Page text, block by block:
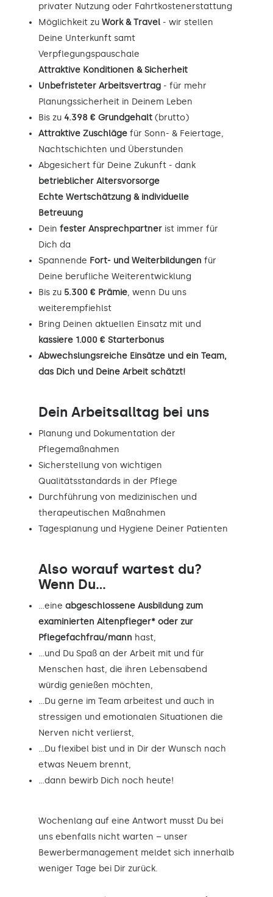
privater Nutzung oder Fahrtkostenerstattung
Möglichkeit zu Work & Travel - wir stellen
Deine Unterkunft samt
Verpflegungspauschale
Attraktive Konditionen & Sicherheit
Unbefristeter Arbeitsvertrag - für mehr
Planungssicherheit in Deinem Leben
Bis zu 4.398 € Grundgehalt (brutto)
Attraktive Zuschläge für Sonn- & Feiertage,
Nachtschichten und Überstunden
Abgesichert für Deine Zukunft - dank
betrieblicher Altersvorsorge
Echte Wertschätzung & individuelle
Betreuung
Dein fester Ansprechpartner ist immer für
Dich da
Spannende Fort- und Weiterbildungen für
Deine berufliche Weiterentwicklung
Bis zu 5.300 € Prämie, wenn Du uns
weiterempfiehlst
Bring Deinen aktuellen Einsatz mit und
kassiere 1.000 € Starterbonus
Abwechslungsreiche Einsätze und ein Team,
das Dich und Deine Arbeit schätzt!
Dein Arbeitsalltag bei uns
Planung und Dokumentation der
Pflegemaßnahmen
Sicherstellung von wichtigen
Qualitätsstandards in der Pflege
Durchführung von medizinischen und
therapeutischen Maßnahmen
Tagesplanung und Hygiene Deiner Patienten
Also worauf wartest du?
Wenn Du...
…eine abgeschlossene Ausbildung zum
examinierten Altenpfleger* oder zur
Pflegefachfrau/mann hast,
…und Du Spaß an der Arbeit mit und für
Menschen hast, die ihren Lebensabend
würdig genießen möchten,
…Du gerne im Team arbeitest und auch in
stressigen und emotionalen Situationen die
Nerven nicht verlierst,
…Du flexibel bist und in Dir der Wunsch nach
etwas Neuem brennt,
…dann bewirb Dich noch heute!
Wochenlang auf eine Antwort musst Du bei
uns ebenfalls nicht warten – unser
Bewerbermanagement meldet sich innerhalb
weniger Tage bei Dir zurück.